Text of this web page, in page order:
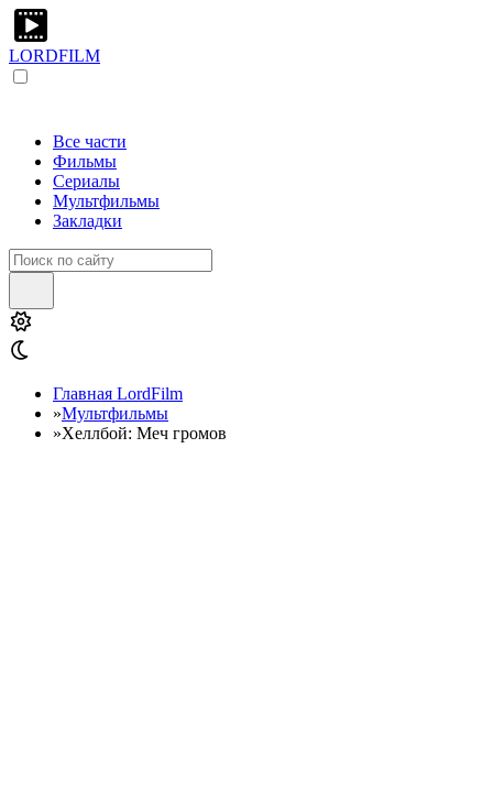
LORDFILM
Все части
Фильмы
Сериалы
Мультфильмы
Закладки
Главная LordFilm
»Мультфильмы
»Хеллбой: Меч громов